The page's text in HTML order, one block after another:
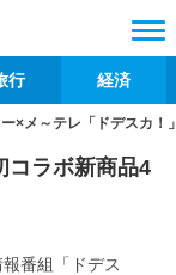
行 経済
×メ～テレ「ドデスカ！
コラボ新商品4
番組「ドデス